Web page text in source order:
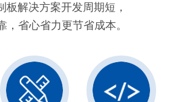
板解决方案开发周期短，
，省心省力更节省成本。